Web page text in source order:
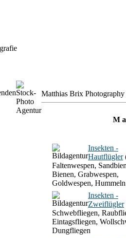
Matthias Brix
M
Insekten -
Hautflügler
Faltenwespen,
Bienen, Grabwespen,
Goldwespen, Hummeln
Insekten -
Zweiflügler
Schwebfliegen,
Eintagsfliegen,
Dungfliegen